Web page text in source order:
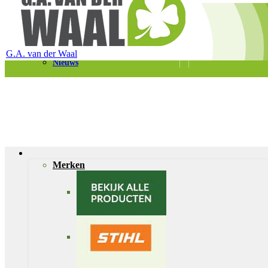
Telefoon 0180 – 421399
Schaapherderweg 6, 2988 CK Ridderkerk
Vacatures
Nieuws
G.A. van der Waal
Merken